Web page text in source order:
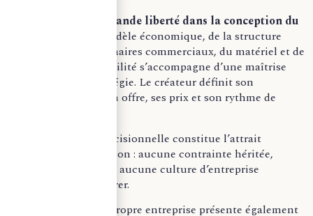
grande liberté dans la conception du
: choix du modèle économique, de la structure
juridique, des partenaires commerciaux, du matériel et de
l’équipe. Cette flexibilité s’accompagne d’une maîtrise
complète de la stratégie. Le créateur définit son
positionnement, son offre, ses prix et son rythme de
Cette autonomie décisionnelle constitue l’attrait
principal de la création : aucune contrainte héritée,
aucun passif à gérer, aucune culture d’entreprise
préexistante à intégrer.
Mais constituer sa propre entreprise présente également